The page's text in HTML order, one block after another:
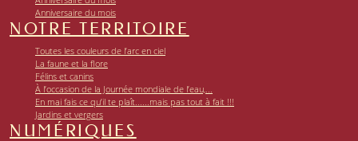
Anniversaire du mois
NOTRE TERRITOIRE
Toutes les couleurs de l’arc en ciel
La faune et la flore
Félins et canins
À l’occasion de la Journée mondiale de l’eau,...
En mai fais ce qu’il te plaît......mais pas tout à fait !!!
Jardins et vergers
NUMÉRIQUES